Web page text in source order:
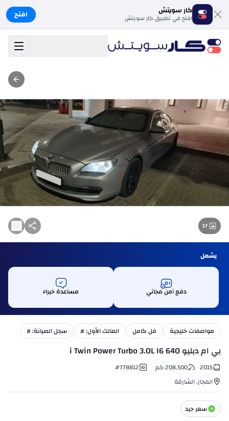
كار سويتش
افتح في تطبيق كار سويتش افتح
17
يشمل
دفع آمن مجاني مساعدة خبراء
مواصفات خليجية فل كامل المالك الأول: لا سجل الصيانة: لا
بي ام دبليو 640 i Twin Power Turbo 3.0L I6
2015
208,500 كم #778812
المجاز,الشارقة
سعر جيد